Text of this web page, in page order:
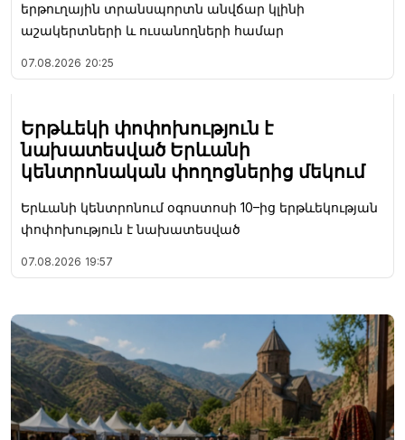
երթուղային տրանսպորտն անվճար կլինի
աշակերտների և ուսանողների համար
07.08.2026 20:25
Երթևեկի փոփոխություն է
նախատեսված Երևանի
կենտրոնական փողոցներից մեկում
Երևանի կենտրոնում օգոստոսի 10–ից երթևեկության
փոփոխություն է նախատեսված
07.08.2026 19:57